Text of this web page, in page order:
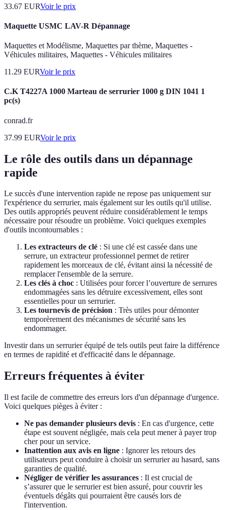
33.67 EURVoir le prix
Maquette USMC LAV-R Dépannage
Maquettes et Modélisme, Maquettes par thème, Maquettes -
Véhicules militaires, Maquettes - Véhicules militaires
11.29 EURVoir le prix
C.K T4227A 1000 Marteau de serrurier 1000 g DIN 1041 1
pc(s)
conrad.fr
37.99 EURVoir le prix
Le rôle des outils dans un dépannage
rapide
Le succès d'une intervention rapide ne repose pas uniquement sur
l'expérience du serrurier, mais également sur les outils qu'il utilise.
Des outils appropriés peuvent réduire considérablement le temps
nécessaire pour résoudre un problème. Voici quelques exemples
d'outils incontournables :
Les extracteurs de clé : Si une clé est cassée dans une
serrure, un extracteur professionnel permet de retirer
rapidement les morceaux de clé, évitant ainsi la nécessité de
remplacer l'ensemble de la serrure.
Les clés à choc : Utilisées pour forcer l’ouverture de serrures
endommagées sans les détruire excessivement, elles sont
essentielles pour un serrurier.
Les tournevis de précision : Très utiles pour démonter
temporèrement des mécanismes de sécurité sans les
endommager.
Investir dans un serrurier équipé de tels outils peut faire la différence
en termes de rapidité et d'efficacité dans le dépannage.
Erreurs fréquentes à éviter
Il est facile de commettre des erreurs lors d'un dépannage d'urgence.
Voici quelques pièges à éviter :
Ne pas demander plusieurs devis : En cas d'urgence, cette
étape est souvent négligée, mais cela peut mener à payer trop
cher pour un service.
Inattention aux avis en ligne : Ignorer les retours des
utilisateurs peut conduire à choisir un serrurier au hasard, sans
garanties de qualité.
Négliger de vérifier les assurances : Il est crucial de
s’assurer que le serrurier est bien assuré, pour couvrir les
éventuels dégâts qui pourraient être causés lors de
l'intervention.